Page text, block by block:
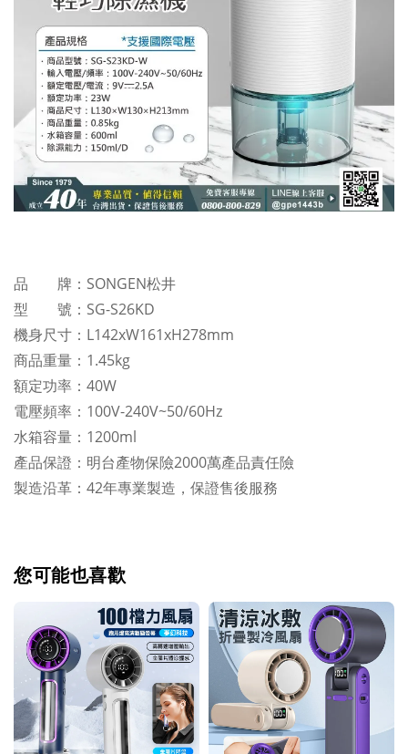
品 牌：SONGEN松井
型 號：SG-S26KD
機身尺寸：L142xW161xH278mm
商品重量：1.45kg
額定功率：40W
電壓頻率：100V-240V~50/60Hz
水箱容量：1200ml
產品保證：明台產物保險2000萬產品責任險
製造沿革：42年專業製造，保證售後服務
您可能也喜歡